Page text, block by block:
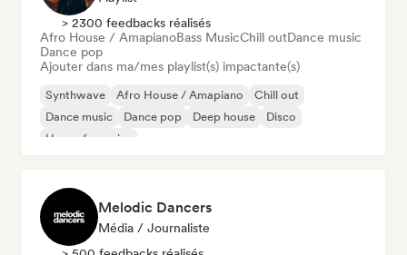
> 2300 feedbacks réalisés
Afro House / AmapianoBass MusicChill outDance music
Dance pop
Ajouter dans ma/mes playlist(s) impactante(s)
Synthwave Afro House / Amapiano
Chill out
Dance music
Dance pop Deep house
Disco
House française
Melodic Dancers
Média / Journaliste